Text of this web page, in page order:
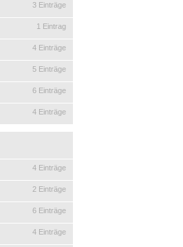
3 Einträge
1 Eintrag
4 Einträge
5 Einträge
6 Einträge
4 Einträge
4 Einträge
2 Einträge
6 Einträge
4 Einträge